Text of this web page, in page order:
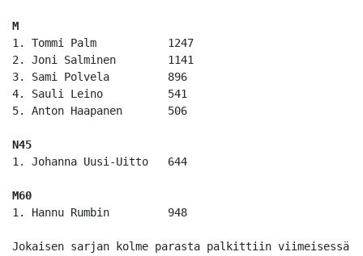
M
1. Tommi Palm		1247
2. Joni Salminen	1141
3. Sami Polvela		896
4. Sauli Leino		541
5. Anton Haapanen	506
N45
1. Johanna Uusi-Uitto	644
M60
1. Hannu Rumbin		948
Jokaisen sarjan kolme parasta palkittiin viimeisessä